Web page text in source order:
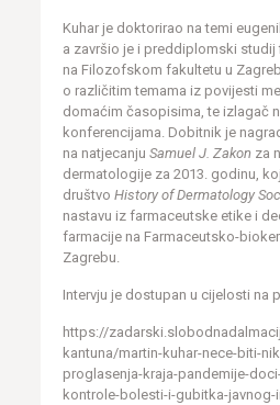
Kuhar je doktorirao na temi
a završio je i preddiplomski
na Filozofskom fakultetu u
o različitim temama iz povijesti
domaćim časopisima, te izlagač
konferencijama. Dobitnik je
na natjecanju Samuel J. Zakon za
dermatologije za 2013. godinu,
društvo History of Dermatology
nastavu iz farmaceutske etike i
farmacije na Farmaceutsko-
Zagrebu.
Intervju je dostupan u cijelosti na
https://
kantuna/martin-kuhar-nece-biti-
proglasenja-kraja-pandemije-
kontrole-bolesti-i-gubitka-javnog-